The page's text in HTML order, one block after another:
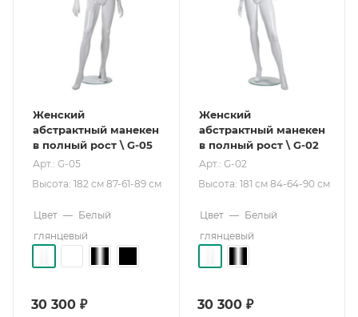
Женский
абстрактный манекен
в полный рост \ G-05
Арт.: G-05
Высота: 182 см 87-61-89 см
Цвет — Белый
глянцевый
30 300 ₽
Женский
абстрактный манекен
в полный рост \ G-02
Арт.: G-02
Высота: 181 см 84-64-90 см
Цвет — Белый
глянцевый
30 300₽